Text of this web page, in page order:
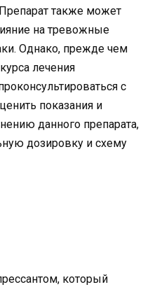
также может
на тревожные
Однако, прежде чем
лечения
с
показания и
данного препарата,
дозировку и схему
который